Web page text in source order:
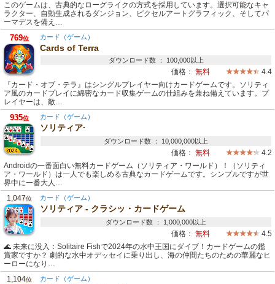
このゲームは、古典的なローグライクの方式を採用しています。選択可能なキャ
ラクター、自動生成されるダンジョン、ピクセルアートグラフィック、そしてパ
ーマデスを備え…
769位 カード（ゲーム）
Cards of Terra
ダウンロード数 ： 100,000以上
価格： 無料
4.4
『カード・オブ・テラ』はシングルプレイヤー向けカードゲームです。ソリティ
ア風のカードプレイに綿密なカード収集ゲームの仕組みを兼ね備えています。プ
レイヤーは、敵…
935位 カード（ゲーム）
ソリティア·
ダウンロード数 ： 10,000,000以上
価格： 無料
4.2
Androidの一番面白い無料カードゲーム（ソリティア・ワールド）！（ソリティ
ア・ワールド）は一人でも楽しめる古典なカードゲームです。シンプルですが世
界中に一番大人…
1,047位 カード（ゲーム）
ソリティア - クラシッ・カードゲーム
ダウンロード数 ： 1,000,000以上
価格： 無料
4.5
🌊 未来に没入：Solitaire Fishで2024年の水中王国にダイブ！カードゲームの鑑
賞家ですか？ 劇的な水中オデッセイに乗り出し、海の仲間たちのための華麗なヒ
ーローになり…
1,104位 カード（ゲーム）